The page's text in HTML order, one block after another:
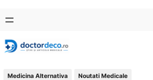
conținut
content
Medicina Alternativa Noutati Medicale